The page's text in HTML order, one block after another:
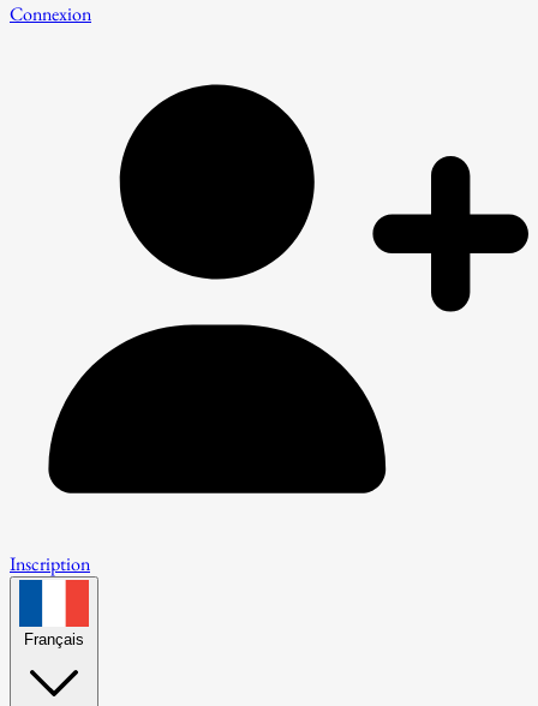
Connexion
Inscription
Français